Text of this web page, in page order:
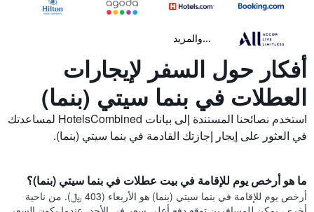
...والمزيد
أفكار حول السفر لإيجارات
العطلات في بنما سيتي (بنما)
استخدم نصائحنا المستندة إلى بيانات HotelsCombined لمساعدتك
في العثور على إيجار إجازتك القادمة في بنما سيتي (بنما).
ما هو أرخص يوم للإقامة في بيت عطلات في بنما سيتي (بنما)؟
أرخص يوم للإقامة في بنما سيتي (بنما) هو الأربعاء (403 ﷼). من ناحية